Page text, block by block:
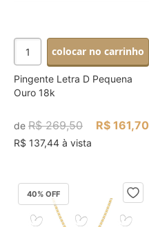
colocar no carrinho
Pingente Letra D Pequena
Ouro 18k
de R$ 269,50 R$ 161,70
R$ 137,44 à vista
40% OFF